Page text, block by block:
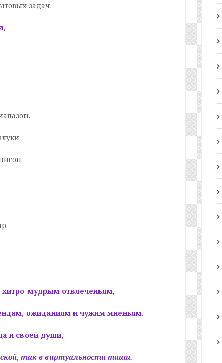
задач.
мудрым отвлеченьям,
ожиданиям и чужим мненьям.
и своей души,
так в виртуальности тиши.